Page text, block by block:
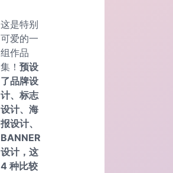
这是特别
可爱的一
组作品
集！ 预设
了品牌设
计、标志
设计、海
报设计、
BANNER
设计，这
4 种比较